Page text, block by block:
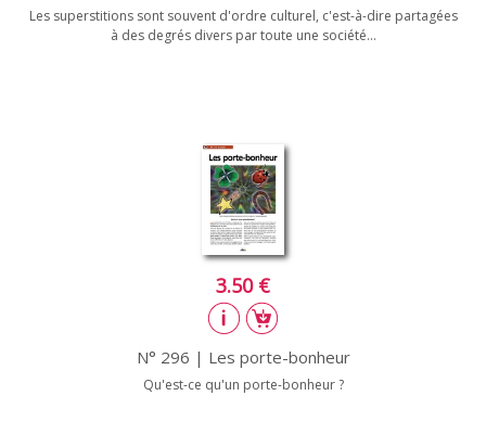
Les superstitions sont souvent d'ordre culturel, c'est-à-dire partagées
à des degrés divers par toute une société...
3.50 €
N° 296 | Les porte-bonheur
Qu'est-ce qu'un porte-bonheur ?